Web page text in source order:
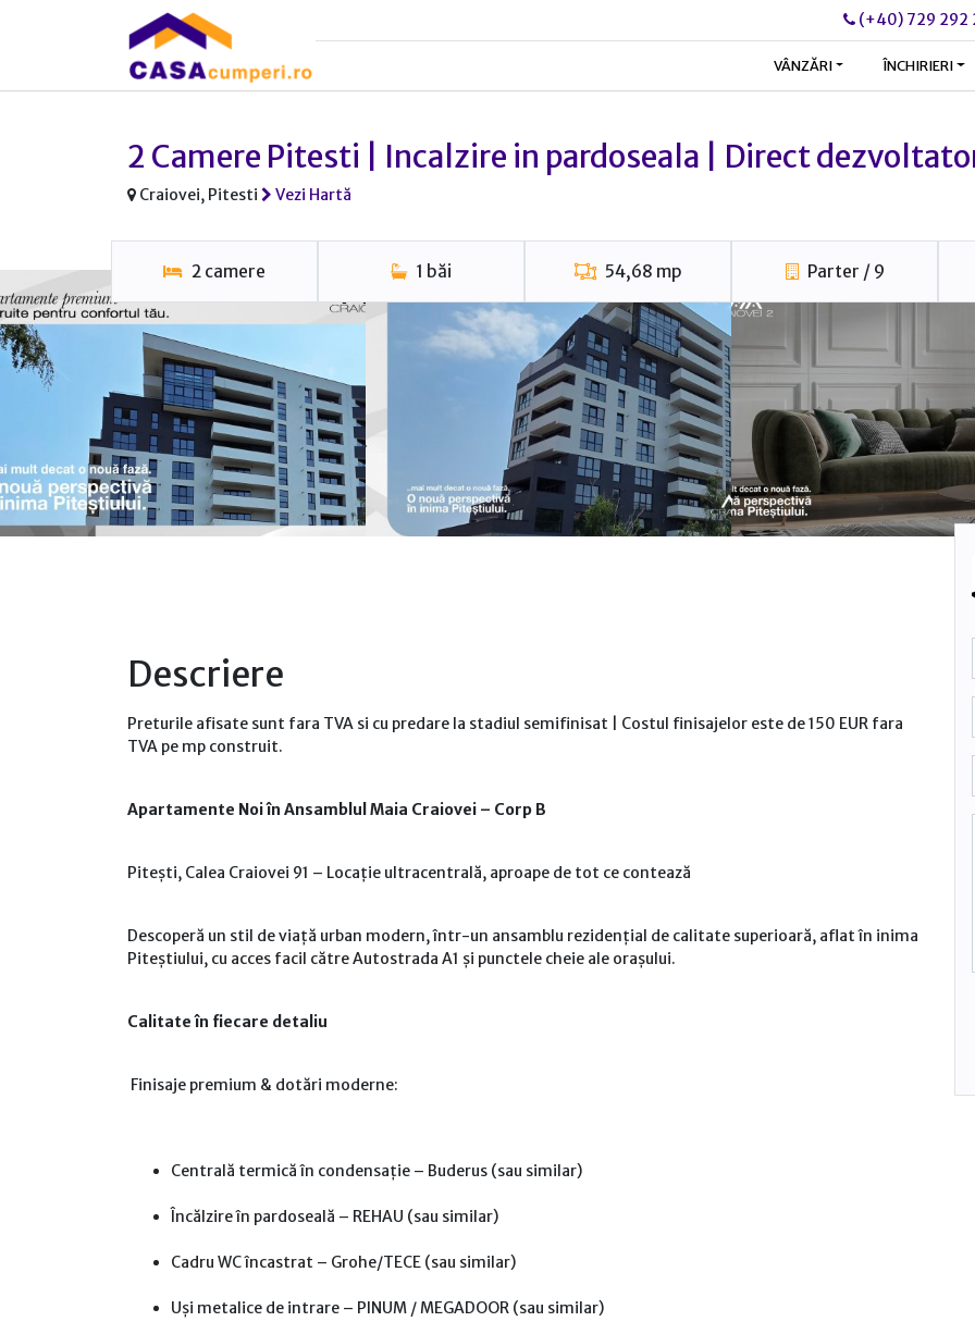
(+40) 729 292
VÂNZĂRI ÎNCHIRIERI
2 Camere Pitesti | Incalzire in pardoseala | Direct
Craiovei, Pitesti Vezi Hartă
2 camere 1 băi 54,68 mp Parter / 9
Descriere
Preturile afisate sunt fara TVA si cu predare la stadiul semifinisat | Costul finisajelor este de 150 EUR fara
TVA pe mp construit.
Apartamente Noi în Ansamblul Maia Craiovei – Corp B
Pitești, Calea Craiovei 91 – Locație ultracentrală, aproape de tot ce contează
Descoperă un stil de viață urban modern, într-un ansamblu rezidențial de calitate superioară, aflat în inima
Piteștiului, cu acces facil către Autostrada A1 și punctele cheie ale orașului.
Calitate în fiecare detaliu
Finisaje premium & dotări moderne:
Centrală termică în condensație – Buderus (sau similar)
Încălzire în pardoseală – REHAU (sau similar)
Cadru WC încastrat – Grohe/TECE (sau similar)
Uși metalice de intrare – PINUM / MEGADOOR (sau similar)